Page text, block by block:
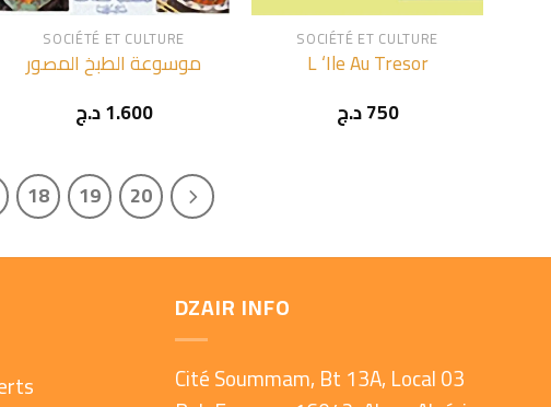
SOCIÉTÉ ET CULTURE
موسوعة الطبخ المصور
1.600د.ج
SOCIÉTÉ ET CULTURE
L ‘Ile Au Tresor
750د.ج
18 19 20
DZAIR INFO
Cité Soummam, Bt 13A, Local 03